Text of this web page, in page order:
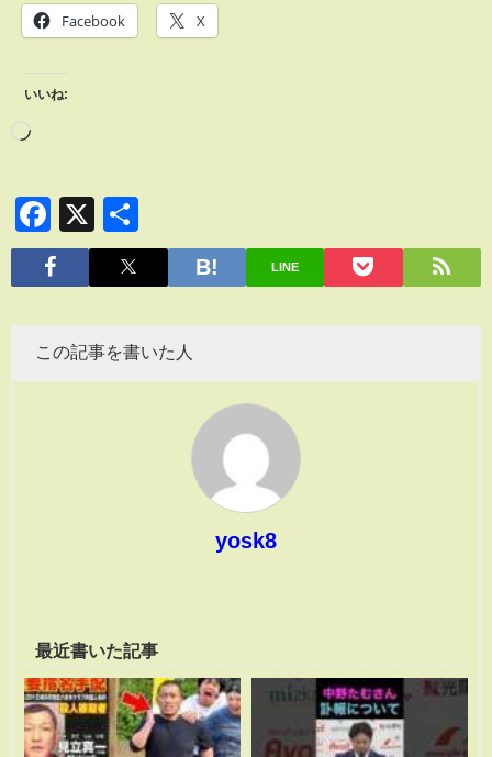
Facebook X
いいね:
Facebook
X
有
LINE
この記事を書いた人
yosk8
最近書いた記事